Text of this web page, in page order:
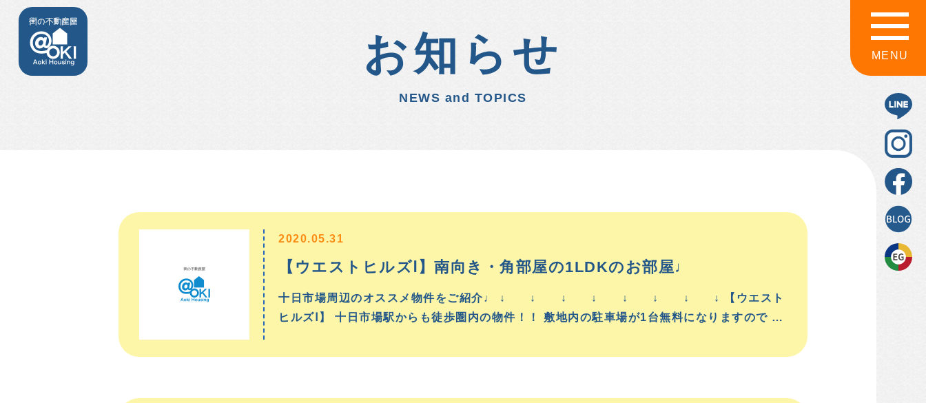
MENU
お知らせ
NEWS and TOPICS
2020.05.31
【ウエストヒルズⅠ】南向き・角部屋の1LDKのお部屋♩
十日市場周辺のオススメ物件をご紹介♩ ↓ ↓ ↓ ↓ ↓ ↓ ↓ ↓ 【ウエスト
ヒルズⅠ】 十日市場駅からも徒歩圏内の物件！！ 敷地内の駐車場が1台無料になりますので …